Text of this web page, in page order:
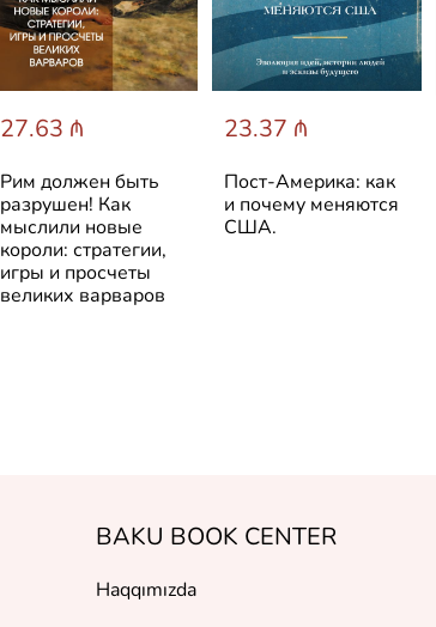
27.63 ₼
Рим должен быть
разрушен! Как
мыслили новые
короли: стратегии,
игры и просчеты
великих варваров
23.37 ₼
Пост-Америка: как
и почему меняются
США.
BAKU BOOK CENTER
Haqqımızda